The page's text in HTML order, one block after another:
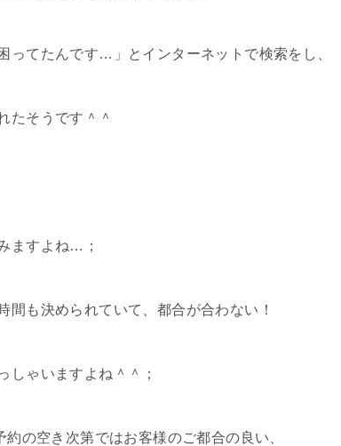
ってたんです…」とインターネットで検索をし、
たそうです＾＾
ますよね…；
間も決められていて、都合が合わない！
しゃいますよね＾＾；
の空き次第ではお客様のご都合の良い、